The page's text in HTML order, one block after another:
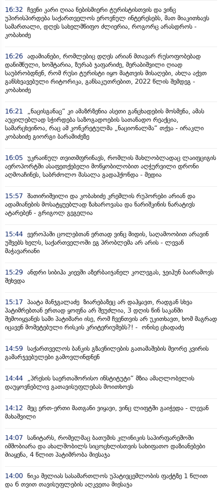
16:32
ჩვენი კარი ღიაა ნებისმიერი ტურისტისთვის და ვინც
უპირისპირდება საქართველოს ეროვნულ ინტერესებს, მათ მიაკითხავს
სამართალი, დღეს სახელმწიფო ძლიერია, როგორც არასდროს -
კობახიძე
16:26 ადამიანები, რომლებიც დღეს არიან მთავარ რუსოფობებად
დანიშნული, ხოშტარია, ზურაბ ჯაფარიძე, მერაბიშვილი ღიად
საუბრობდნენ, რომ რუსი ტურისტი იყო მატთვის მისაღები, ახლა აქვთ
განსხვავებული რიტორიკა, განსაკუთრებით, 2022 წლის შემდეგ -
კობახიძე
16:21
„ნაცისგანაც“ კი ამაზრზენია ასეთი განცხადების მოსმენა, ამას
აუცილებლად სჭირდება საზოგადოების სათანადო რეაქცია,
სამარცხვინოა, რაც ამ კონკრეტულმა „ნაციონალმა“ თქვა - ირაკლი
კობახიძე გიორგი ბარამიძეზე
16:05 უკრაინულ თვითმფრინავს, რომლის მახლობლადაც ლაიფციგის
აეროპორტში ასაფეთქებელი მოწყობილობით აღჭურვილი დრონი
აღმოაჩინეს, საბრძოლო მასალა გადაჰქონდა - მედია
15:57 შათირიშვილი და კობახიძე კრემლის რუპორები არიან და
ადამიანების მოსატყუებლად ზახაროვასა და ნარიშკინის ნარატივს
ატარებენ - გრიგოლ გეგელია
15:44 ევროპაში ცოლებთან ერთად ვინც მიდის, საღამოობით არავინ
უშვებს ხელს, საქართველოში ეგ პრობლემა არ არის - ლევან
მაჭავარიანი
15:29 ანდრი სიბიჰა კიევში აზერბაიჯანელ კოლეგას, ჯეიჰუნ ბაირამოვს
შეხვდა
15:17 პაატა მანჯგალაძე ზიარებაზეც არ დაჰყავთ, რადგან სხვა
პატიმრებთან ერთად ყოფნა არ შეუძლია, 3 დღის წინ საკანში
შემოიყვანეს სამი პატიმარი ისე, რომ ჩვენთვის არ უკითხავთ, ხომ მაგრად
იცავენ მომეტებული რისკის კრიტერიუმებს?! - ონისე ცხადაძე
14:59 საქართველოს ბანკის გზავნილების გათამაშების მეორე კვირის
გამარჯვებულები გამოვლინდნენ
14:44
„პრესის საერთაშორისო ინსტიტუტი“ მზია ამაღლობელის
დაუყოვნებლივ გათავისუფლებას მოითხოვს
14:12
მეც ერთ-ერთი მათგანი ვიყავი, ვინც ლიფტში გაიჭედა - ლევან
მახაშვილი
14:07 სანიტარს, რომელმაც ბათუმის კლინიკის საპირფარეშოში
იმშობიარა და ახალშობილს სიცოცხლისთვის სახიფათო დაზიანებები
მიაყენა, 4 წლით პატიმრობა მიესაჯა
14:00 ნიკა მელიას სასამართლოს უპატივცემლობის ფაქტზე 1 წლით
და 6 თვით თავისუფლების აღკვეთა მიესაჯა